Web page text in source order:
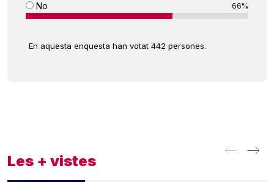
No 66%
En aquesta enquesta han votat 442 persones.
Les + vistes